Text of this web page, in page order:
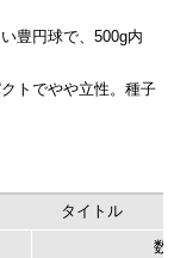
豊円球で、500g内
トでやや立性。種子
タイトル
数